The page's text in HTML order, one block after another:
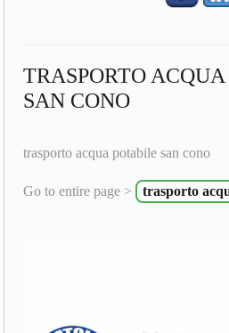
TRASPORTO
SAN CONO
trasporto acqua potabile san cono
Go to entire page > trasporto